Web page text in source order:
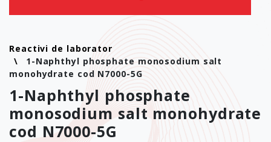
Reactivi de laborator
1-Naphthyl phosphate monosodium salt
monohydrate cod N7000-5G
1-Naphthyl phosphate
monosodium salt monohydrate
cod N7000-5G